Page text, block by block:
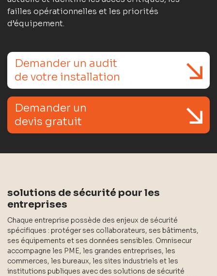
failles opérationnelles et les priorités
d’équipement.
Demander un audit
de votre installation
Demander un
devis gratuit
solutions de sécurité pour les
entreprises
Chaque entreprise possède des enjeux de sécurité
spécifiques : protéger ses collaborateurs, ses bâtiments,
ses équipements et ses données sensibles. Omnisecur
accompagne les PME, les grandes entreprises, les
commerces, les bureaux, les sites industriels et les
institutions publiques avec des solutions de sécurité